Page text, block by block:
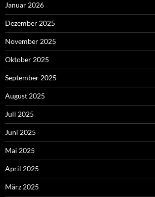
Januar 2026
Dezember 2025
November 2025
Oktober 2025
September 2025
August 2025
Juli 2025
Juni 2025
Mai 2025
April 2025
März 2025